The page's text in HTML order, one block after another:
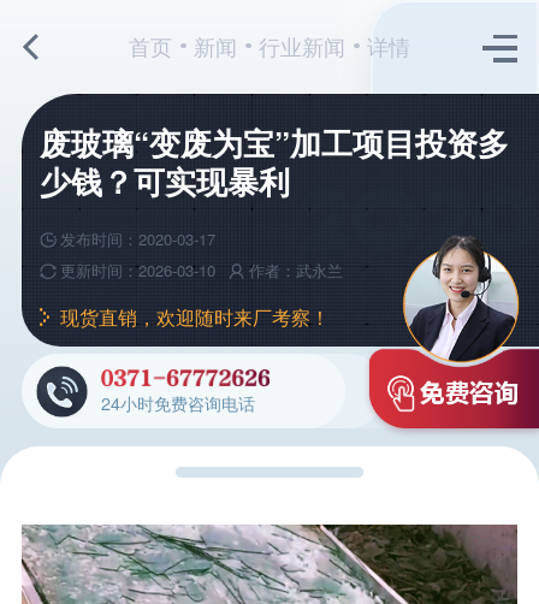
首页 新闻 行业新闻 详情
废玻璃“变废为宝”加工项目投资多
少钱？可实现暴利
发布时间：2020-03-17
更新时间：2026-03-10
作者：武永兰
现货直销，欢迎随时来厂考察！
24小时免费咨询电话